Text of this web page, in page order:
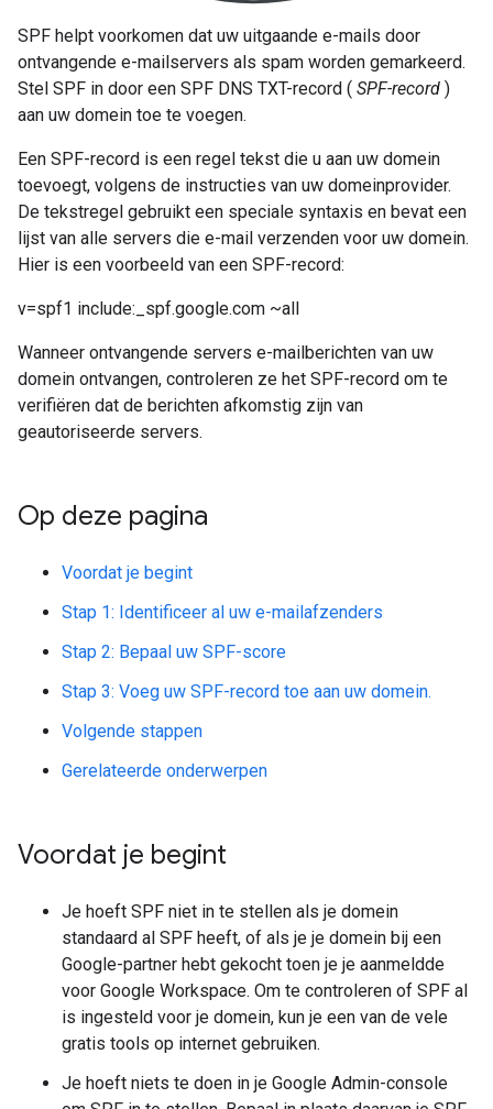
SPF helpt voorkomen dat uw uitgaande e-mails door
ontvangende e-mailservers als spam worden gemarkeerd.
Stel SPF in door een SPF DNS TXT-record ( SPF-record )
aan uw domein toe te voegen.
Een SPF-record is een regel tekst die u aan uw domein
toevoegt, volgens de instructies van uw domeinprovider.
De tekstregel gebruikt een speciale syntaxis en bevat een
lijst van alle servers die e-mail verzenden voor uw domein.
Hier is een voorbeeld van een SPF-record:
v=spf1 include:_spf.google.com ~all
Wanneer ontvangende servers e-mailberichten van uw
domein ontvangen, controleren ze het SPF-record om te
verifiëren dat de berichten afkomstig zijn van
geautoriseerde servers.
Op deze pagina
Voordat je begint
Stap 1: Identificeer al uw e-mailafzenders
Stap 2: Bepaal uw SPF-score
Stap 3: Voeg uw SPF-record toe aan uw domein.
Volgende stappen
Gerelateerde onderwerpen
Voordat je begint
Je hoeft SPF niet in te stellen als je domein
standaard al SPF heeft, of als je je domein bij een
Google-partner hebt gekocht toen je je aanmeldde
voor Google Workspace. Om te controleren of SPF al
is ingesteld voor je domein, kun je een van de vele
gratis tools op internet gebruiken.
Je hoeft niets te doen in je Google Admin-console